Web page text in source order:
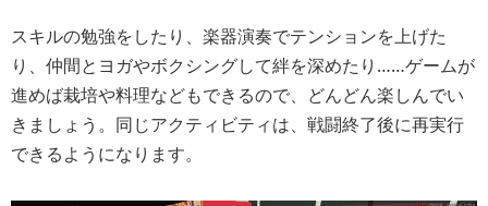
スキルの勉強をしたり、楽器演奏でテンションを上げた
り、仲間とヨガやボクシングして絆を深めたり……ゲームが
進めば栽培や料理などもできるので、どんどん楽しんでい
きましょう。同じアクティビティは、戦闘終了後に再実行
できるようになります。